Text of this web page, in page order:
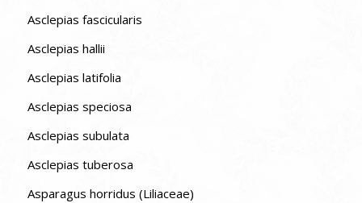
Asclepias fascicularis
Asclepias hallii
Asclepias latifolia
Asclepias speciosa
Asclepias subulata
Asclepias tuberosa
Asparagus horridus (Liliaceae)